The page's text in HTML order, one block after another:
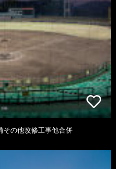
その他改修工事他合併